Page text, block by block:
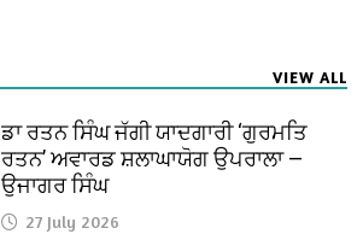
VIEW ALL
ਡਾ ਰਤਨ ਸਿੰਘ ਜੱਗੀ ਯਾਦਗਾਰੀ ‘ਗੁਰਮਤਿ
ਰਤਨ’ ਅਵਾਰਡ ਸ਼ਲਾਘਾਯੋਗ ਉਪਰਾਲਾ —
ਉਜਾਗਰ ਸਿੰਘ
27 July 2026